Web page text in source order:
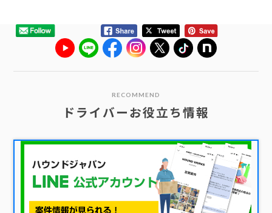
RECOMMEND
ドライバーお役立ち情報